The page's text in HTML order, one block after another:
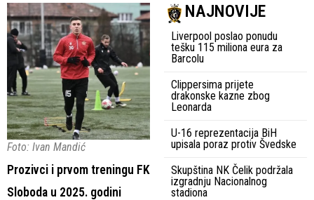
Foto: Ivan Mandić
Prozivci i prvom treningu FK
Sloboda u 2025. godini
NAJNOVIJE
Liverpool poslao ponudu
tešku 115 miliona eura za
Barcolu
Clippersima prijete
drakonske kazne zbog
Leonarda
U-16 reprezentacija BiH
upisala poraz protiv Švedske
Skupština NK Čelik podržala
izgradnju Nacionalnog
stadiona